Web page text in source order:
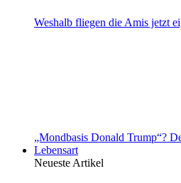
Weshalb fliegen die Amis jetzt
„Mondbasis Donald Trump“?
Lebensart
Neueste Artikel